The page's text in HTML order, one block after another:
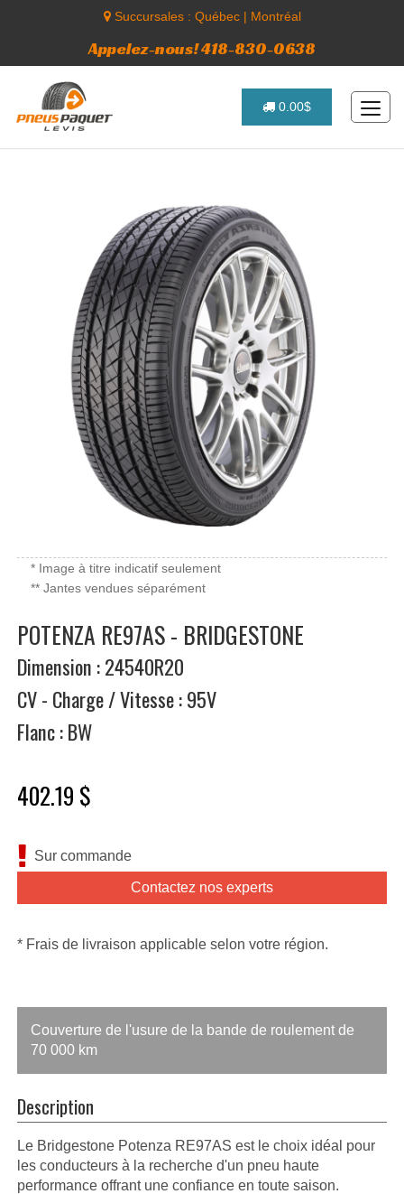
Succursales : Québec| Montréal
Appelez-nous! 418-830-0638
0.00$
* Image à titre indicatif seulement
** Jantes vendues séparément
POTENZA RE97AS - BRIDGESTONE
Dimension : 24540R20
CV - Charge / Vitesse : 95V
Flanc : BW
402.19 $
Sur commande
Contactez nos experts
* Frais de livraison applicable selon votre région.
Couverture de l'usure de la bande de roulement de
70 000 km
Description
Le Bridgestone Potenza RE97AS est le choix idéal pour
les conducteurs à la recherche d'un pneu haute
performance offrant une confiance en toute saison.